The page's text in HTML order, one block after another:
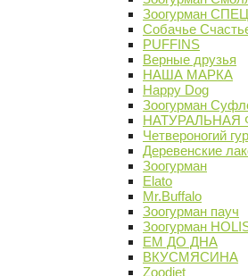
Зоогурман
Собачье
PUFFINS
Верные друзья
НАША МАРКА
Happy Dog
Зоогурман
НАТУРАЛЬНАЯ
Четвероногий
Деревенские
Зоогурман
Elato
Mr.Buffalo
Зоогурман пауч
Зоогурман
ЕМ ДО ДНА
ВКУСМЯСИНА
Zoodiet